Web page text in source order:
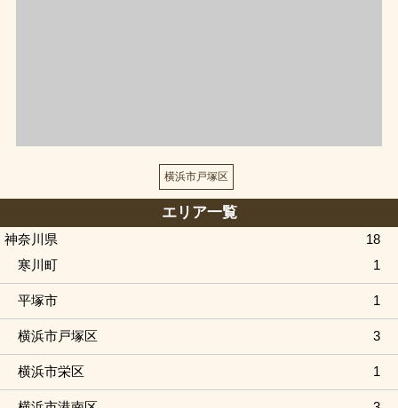
横浜市戸塚区
エリア一覧
神奈川県
18
寒川町
1
平塚市 1
横浜市戸塚区 3
横浜市栄区 1